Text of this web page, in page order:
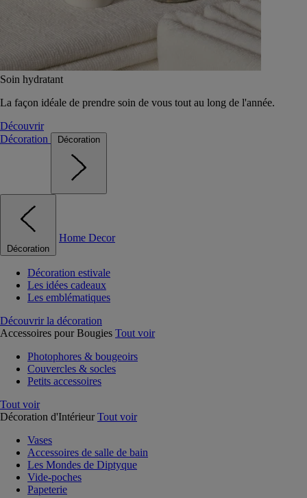
Soin hydratant
La façon idéale de prendre soin de vous tout au long de l'année.
Découvrir
Décoration
Décoration
Décoration
Home Decor
Décoration estivale
Les idées cadeaux
Les emblématiques
Découvrir la décoration
Accessoires pour Bougies Tout voir
Photophores & bougeoirs
Couvercles & socles
Petits accessoires
Tout voir
Décoration d'Intérieur Tout voir
Vases
Accessoires de salle de bain
Les Mondes de Diptyque
Vide-poches
Papeterie